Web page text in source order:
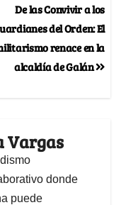
De las Convivir a los
del Orden: El
renace en la
alcaldía de Galán
Vargas
donde
puede